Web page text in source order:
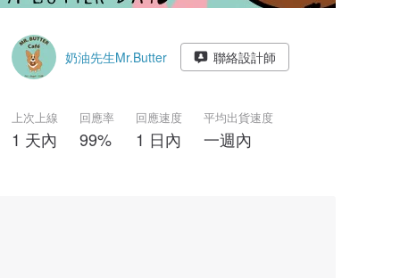
奶油先生Mr.Butter 聯絡設計師
上次上線
1 天內
回應率
99%
回應速度
1 日內
平均出貨速度
一週內